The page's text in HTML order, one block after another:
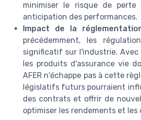
minimiser le risque de perte
anticipation des performances.
Impact de la
précédemment, les
significatif sur l'industrie. Avec
les produits d'assurance vie
AFER n'échappe pas à cette
législatifs futurs pourraient
des contrats et offrir de
optimiser les rendements et les